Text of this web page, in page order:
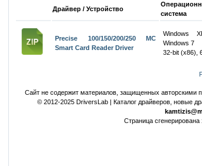
Драйвер / Устройство
система
Precise 100/150/200/250 MC
Smart Card Reader Driver
Windows
Windows 7
32-bit (x86),
Сайт не содержит материалов, защищенных авторскими
© 2012-2025 DriversLab | Каталог драйверов, новые
Страница сгенерирована